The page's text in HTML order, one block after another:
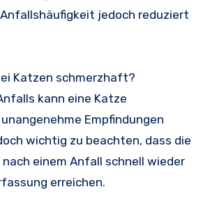
jedoch reduziert
Katzen schmerzhaft?
kann eine Katze
Empfindungen
wichtig zu beachten, dass die
einem Anfall schnell wieder
erreichen.